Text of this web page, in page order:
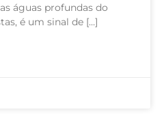
águas profundas do
é um sinal de […]